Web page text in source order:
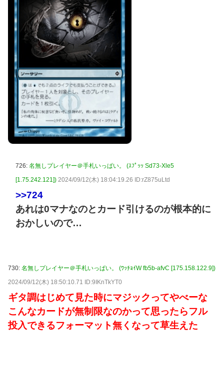
726: 名無しプレイヤー＠手札いっぱい。 (ｽﾌﾟｯｯ Sd73-Xle5
[1.75.242.121]) 2024/09/12(木) 18:04:19.26 ID:rZ875uLtd
>>724
あれは0マナなのとカード引けるのが根本的に
おかしいので…
730: 名無しプレイヤー＠手札いっぱい。 (ﾜｯﾁｮｲW fb5b-afvC [175.158.122.9])
2024/09/12(木) 18:50:10.71 ID:9IKnTkYT0
ギタ調はじめて見た時にマジックってやべーな
こんなカードが無制限なのかって思ったらフル
投入できるフォーマット無くなって草生えた